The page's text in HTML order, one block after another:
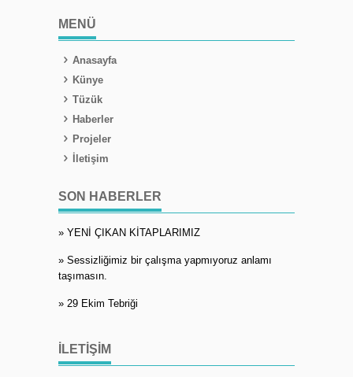
MENÜ
Anasayfa
Künye
Tüzük
Haberler
Projeler
İletişim
SON HABERLER
» YENİ ÇIKAN KİTAPLARIMIZ
» Sessizliğimiz bir çalışma yapmıyoruz anlamı
taşımasın.
» 29 Ekim Tebriği
İLETIŞIM